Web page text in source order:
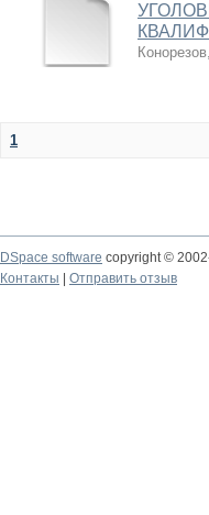
1
DSpace software copyright ©
Контакты
Отправить отзыв